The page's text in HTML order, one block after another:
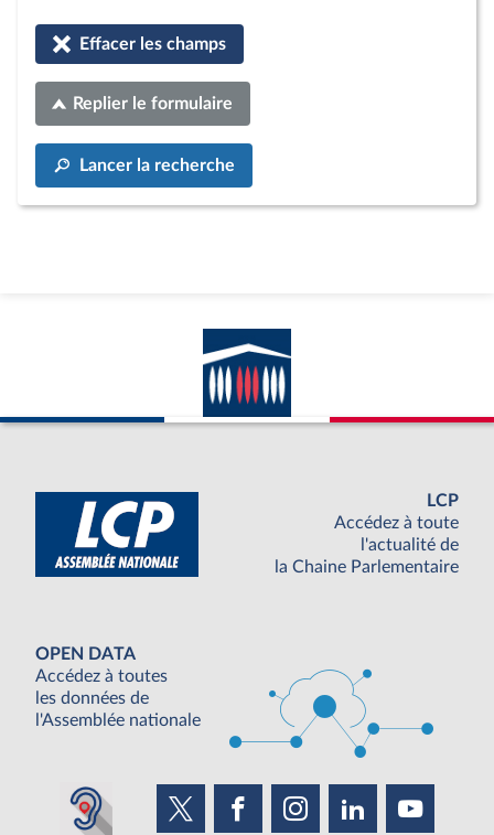
Effacer les champs
Replier le formulaire
Lancer la recherche
LCP
Accédez à toute
l'actualité de
la Chaine Parlementaire
OPEN DATA
Accédez à toutes
les données de
l'Assemblée nationale